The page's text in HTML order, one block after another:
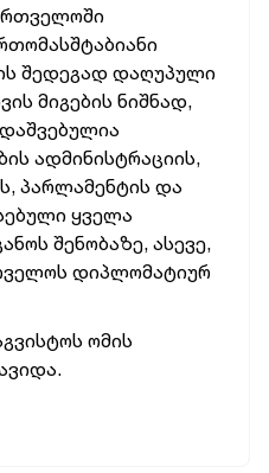
შედეგად დაღუპული
მიგების ნიშნად,
ადმინისტრაციის,
პარლამენტის და
ყველა
შენობაზე, ასევე,
დიპლომატიურ
ომის